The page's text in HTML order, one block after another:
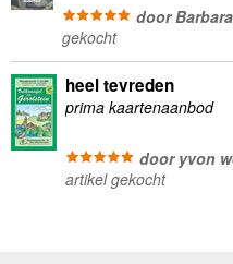
door Barbara
gekocht
heel tevreden
prima kaartenaanbod
door yvon
artikel gekocht